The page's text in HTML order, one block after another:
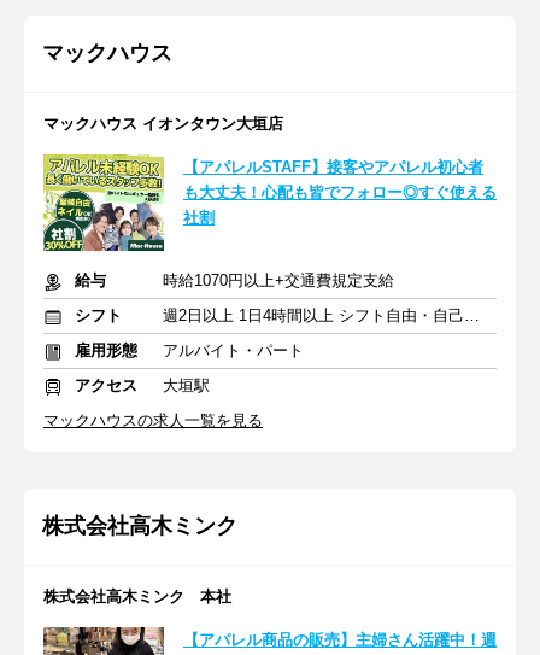
マックハウス
マックハウス イオンタウン大垣店
【アパレルSTAFF】接客やアパレル初心者
も大丈夫！心配も皆でフォロー◎すぐ使える
社割
給与
時給1070円以上+交通費規定支給
シフト
週2日以上 1日4時間以上 シフト自由・自己申告
雇用形態
アルバイト・パート
アクセス
大垣駅
マックハウスの求人一覧を見る
株式会社高木ミンク
株式会社高木ミンク 本社
【アパレル商品の販売】主婦さん活躍中！週